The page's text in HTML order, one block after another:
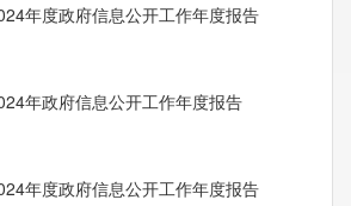
年度政府信息公开工作年度报告
年政府信息公开工作年度报告
年度政府信息公开工作年度报告